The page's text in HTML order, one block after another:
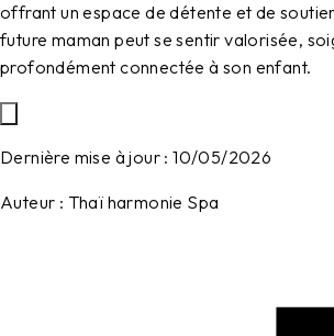
offrant un espace de détente et de
future maman peut se sentir valorisée,
profondément connectée à son enfant.
Dernière mise à jour : 10/05/2026
Auteur : Thaï harmonie Spa